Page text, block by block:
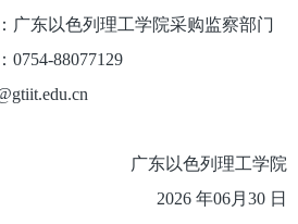
广东以色列理工学院采购监察部门
0754-88077129
广东以色列理工学院
年06月30 日